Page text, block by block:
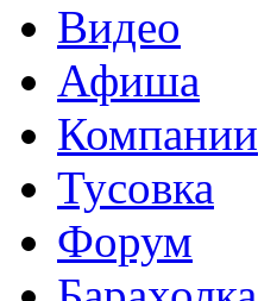
Видео
Афиша
Компании
Тусовка
Форум